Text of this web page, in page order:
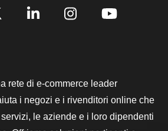
rete di e-commerce leader
i negozi e i rivenditori online che
le aziende e i loro dipendenti